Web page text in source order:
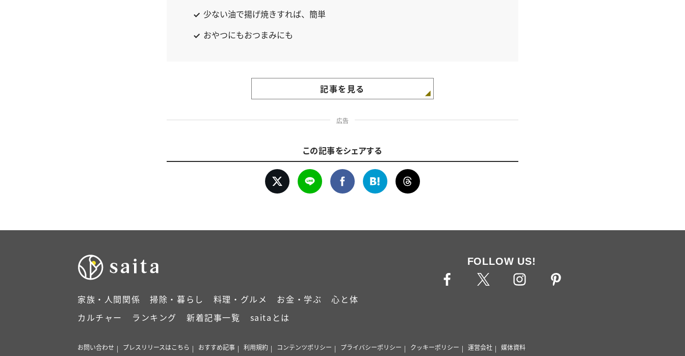
少ない油で揚げ焼きすれば、簡単
おやつにもおつまみにも
記事を見る
広告
この記事をシェアする
家族・人間関係 掃除・暮らし 料理・グルメ お金・学ぶ
心と体
カルチャー
ランキング 新着記事一覧 saitaとは
FOLLOW US!
お問い合わせ プレスリリースはこちら おすすめ記事 利用規約 コンテンツポリシー プライバシーポリシー クッキーポリシー 運営会社 媒体資料